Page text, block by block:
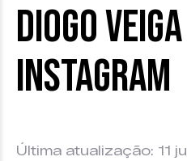
Diogo
Instagram
Última atualização: 11